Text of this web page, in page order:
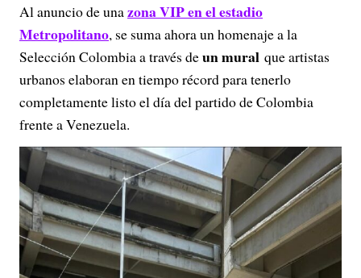
Al anuncio de unazona VIP en el estadio
Metropolitano, se suma ahora un homenaje a la
Selección Colombia a través deun mural que artistas
urbanos elaboran en tiempo récord para tenerlo
completamente listo el día del partido de Colombia
frente a Venezuela.